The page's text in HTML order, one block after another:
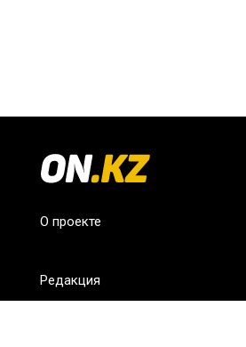
О проекте
Редакция